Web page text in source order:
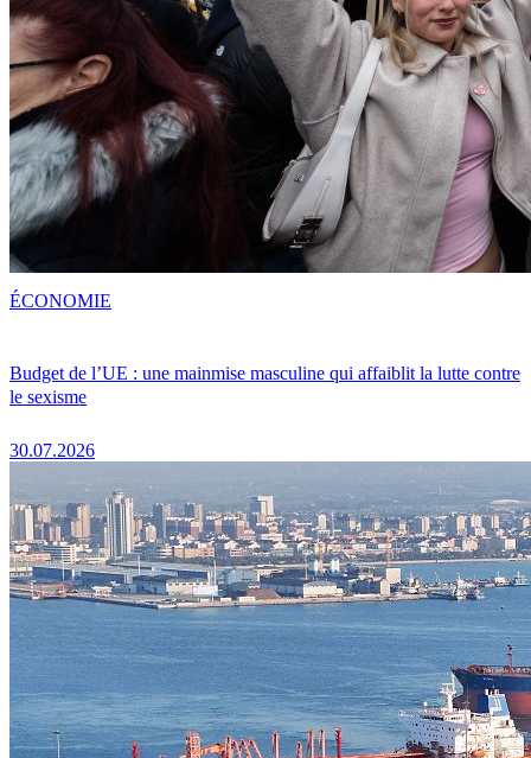
Budget de l’UE : une mainmise masculine qui affaiblit la lutte contre
le sexisme
30.07.2026
ÉCONOMIE